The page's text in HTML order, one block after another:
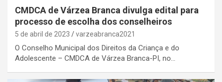
CMDCA de Várzea Branca divulga edital para
processo de escolha dos conselheiros
5 de abril de 2023 varzeabranca2021
O Conselho Municipal dos Direitos da Criança e do
Adolescente – CMDCA de Várzea Branca-PI, no…